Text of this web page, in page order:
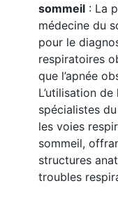
sommeil : La
médecine du
pour le
respiratoires
que l’apnée
L’utilisation
spécialistes
les voies
sommeil,
structures
troubles